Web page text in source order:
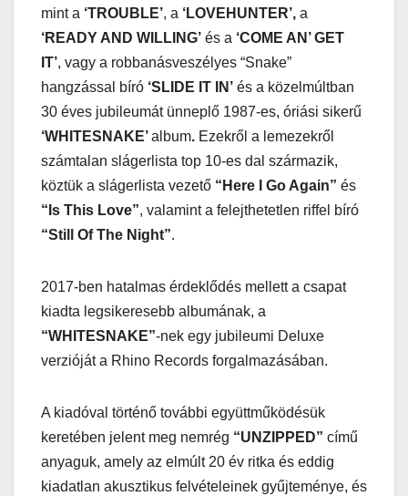
mint a ‘TROUBLE’, a ‘LOVEHUNTER’, a
‘READY AND WILLING’ és a ‘COME AN’ GET
IT’, vagy a robbanásveszélyes “Snake”
hangzással bíró ‘SLIDE IT IN’ és a közelmúltban
30 éves jubileumát ünneplő 1987-es, óriási sikerű
‘WHITESNAKE’album. Ezekről a lemezekről
számtalan slágerlista top 10-es dal származik,
köztük a slágerlista vezető “Here I Go Again” és
“Is This Love”, valamint a felejthetetlen riffel bíró
“Still Of The Night”.
2017-ben hatalmas érdeklődés mellett a csapat
kiadta legsikeresebb albumának, a
“WHITESNAKE”-nek egy jubileumi Deluxe
verzióját a Rhino Records forgalmazásában.
A kiadóval történő további együttműködésük
keretében jelent meg nemrég “UNZIPPED” című
anyaguk, amely az elmúlt 20 év ritka és eddig
kiadatlan akusztikus felvételeinek gyűjteménye, és